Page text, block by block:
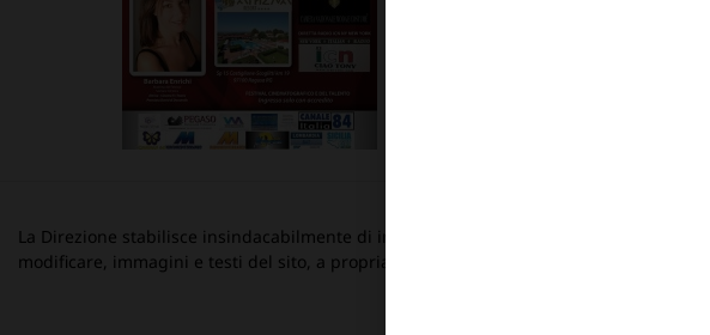
La Direzione stabilisce insindacabilmente di inserire, rimuovere, oscurare,
modificare, immagini e testi del sito, a propria discrezione.